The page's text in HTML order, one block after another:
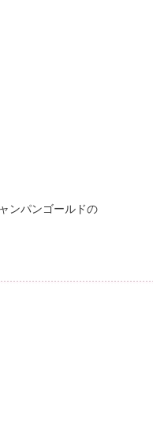
ンパンゴールドの